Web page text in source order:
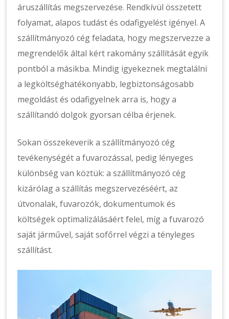
áruszállítás megszervezése. Rendkívül összetett
folyamat, alapos tudást és odafigyelést igényel. A
szállítmányozó cég feladata, hogy megszervezze a
megrendelők által kért rakomány szállítását egyik
pontból a másikba. Mindig igyekeznek megtalálni
a legköltséghatékonyabb, legbiztonságosabb
megoldást és odafigyelnek arra is, hogy a
szállítandó dolgok gyorsan célba érjenek.
Sokan összekeverik a szállítmányozó cég
tevékenységét a fuvarozással, pedig lényeges
különbség van köztük: a szállítmányozó cég
kizárólag a szállítás megszervezéséért, az
útvonalak, fuvarozók, dokumentumok és
költségek optimalizálásáért felel, míg a fuvarozó
saját járművel, saját sofőrrel végzi a tényleges
szállítást.